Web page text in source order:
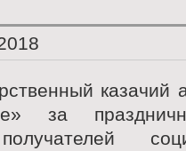
казачий
за